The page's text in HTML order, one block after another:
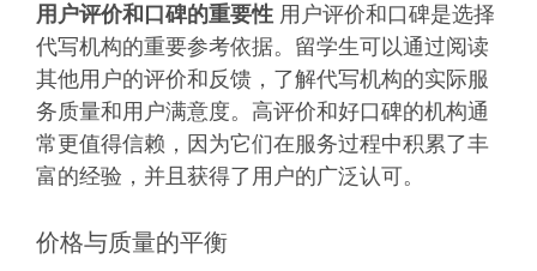
用户评价和口碑的重要性 用户评价和口碑是选择
代写机构的重要参考依据。留学生可以通过阅读
其他用户的评价和反馈，了解代写机构的实际服
务质量和用户满意度。高评价和好口碑的机构通
常更值得信赖，因为它们在服务过程中积累了丰
富的经验，并且获得了用户的广泛认可。
价格与质量的平衡